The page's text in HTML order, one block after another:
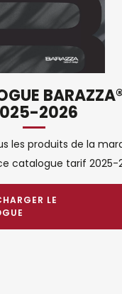
BARAZZA®
2026
les produits de la
catalogue tarif 2025-
LE